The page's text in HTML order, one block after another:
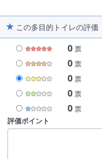
この多目的トイレの評価
0 票
0 票
0 票
0 票
0 票
評価ポイント